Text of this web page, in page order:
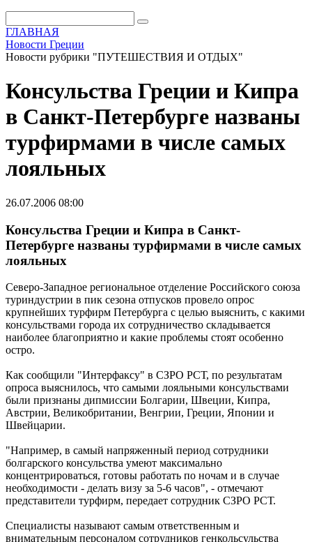
ГЛАВНАЯ
Новости Греции
Новости рубрики "ПУТЕШЕСТВИЯ И ОТДЫХ"
Консульства Греции и Кипра
в Санкт-Петербурге названы
турфирмами в числе самых
лояльных
26.07.2006 08:00
Консульства Греции и Кипра в Санкт-
Петербурге названы турфирмами в числе самых
лояльных
Северо-Западное региональное отделение Российского союза
туриндустрии в пик сезона отпусков провело опрос
крупнейших турфирм Петербурга с целью выяснить, с какими
консульствами города их сотрудничество складывается
наиболее благоприятно и какие проблемы стоят особенно
остро.
Как сообщили "Интерфаксу" в СЗРО РСТ, по результатам
опроса выяснилось, что самыми лояльными консульствами
были признаны дипмиссии Болгарии, Швеции, Кипра,
Австрии, Великобритании, Венгрии, Греции, Японии и
Швейцарии.
"Hапример, в самый напряженный период сотрудники
болгарского консульства умеют максимально
концентрироваться, готовы работать по ночам и в случае
необходимости - делать визу за 5-6 часов", - отмечают
представители турфирм, передает сотрудник СЗРО РСТ.
Специалисты называют самым ответственным и
внимательным персоналом сотрудников генкольсульства